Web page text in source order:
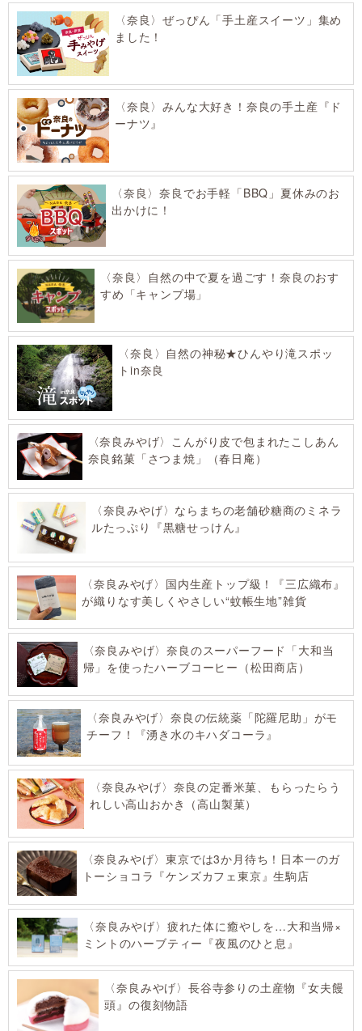
〈奈良〉ぜっぴん「手土産スイーツ」集め
ました！
〈奈良〉みんな大好き！奈良の手土産『ド
ーナツ』
〈奈良〉奈良でお手軽「BBQ」夏休みのお
出かけに！
〈奈良〉自然の中で夏を過ごす！奈良のおす
すめ「キャンプ場」
〈奈良〉自然の神秘★ひんやり滝スポッ
トin奈良
〈奈良みやげ〉こんがり皮で包まれたこしあん
奈良銘菓「さつま焼」（春日庵）
〈奈良みやげ〉ならまちの老舗砂糖商のミネラ
ルたっぷり『黒糖せっけん』
〈奈良みやげ〉国内生産トップ級！『三広織布』
が織りなす美しくやさしい“蚊帳生地”雑貨
〈奈良みやげ〉奈良のスーパーフード「大和当
帰」を使ったハーブコーヒー（松田商店）
〈奈良みやげ〉奈良の伝統薬「陀羅尼助」がモ
チーフ！『湧き水のキハダコーラ』
〈奈良みやげ〉奈良の定番米菓、もらったらう
れしい高山おかき（高山製菓）
〈奈良みやげ〉東京では3か月待ち！日本一のガ
トーショコラ『ケンズカフェ東京』生駒店
〈奈良みやげ〉疲れた体に癒やしを…大和当帰×
ミントのハーブティー『夜風のひと息』
〈奈良みやげ〉長谷寺参りの土産物『女夫饅
頭』の復刻物語